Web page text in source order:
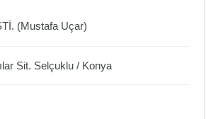
(Mustafa Uçar)
Sit. Selçuklu / Konya